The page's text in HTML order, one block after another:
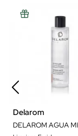
Delarom